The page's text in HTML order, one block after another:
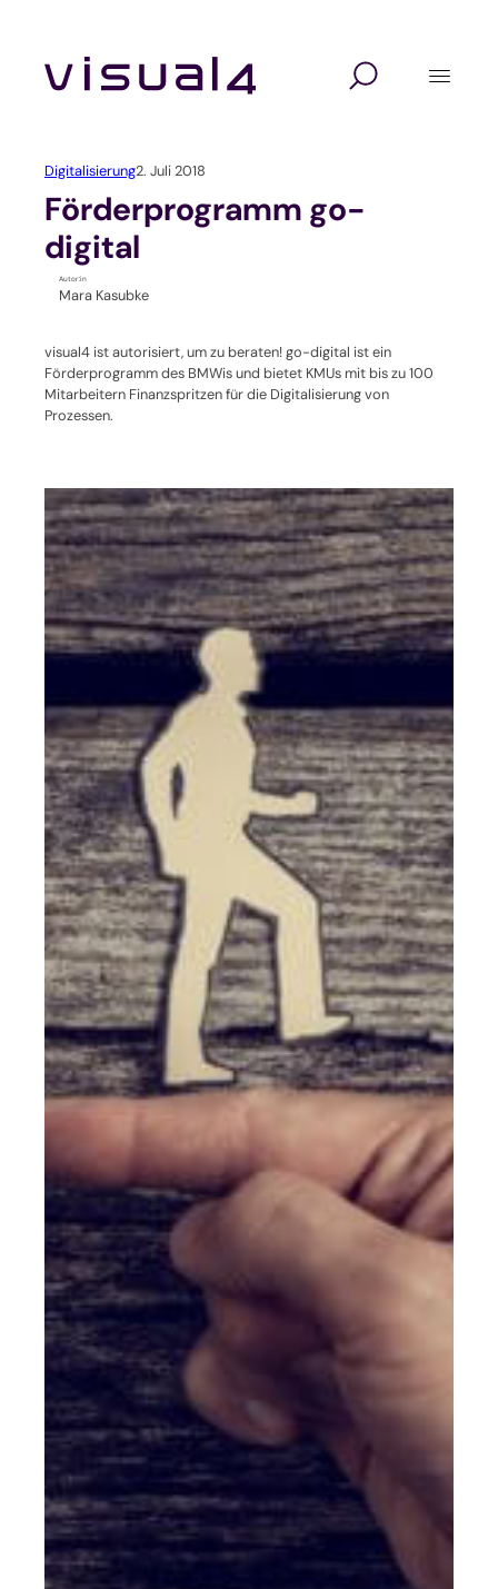
springen
Digitalisierung2. Juli 2018
Förderprogramm go-
digital
Autor:in
Mara Kasubke
visual4 ist autorisiert, um zu beraten! go-digital ist ein
Förderprogramm des BMWis und bietet KMUs mit bis zu 100
Mitarbeitern Finanzspritzen für die Digitalisierung von
Prozessen.
Lösungen
Webshop
Marketing Automation
Kundenverwaltung mit CRM
Self-Service-Portal
Veranstaltungssoftware
Digitalagentur
Marketing
Technologie
Branchen
Seminaranbieter / Akademien
Verbände und Vereine
Unternehmen / KMU